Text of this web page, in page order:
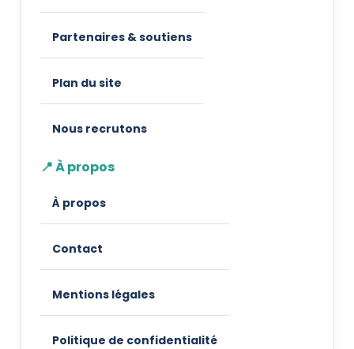
Partenaires & soutiens
Plan du site
Nous recrutons
📍 À propos
À propos
Contact
Mentions légales
Politique de confidentialité